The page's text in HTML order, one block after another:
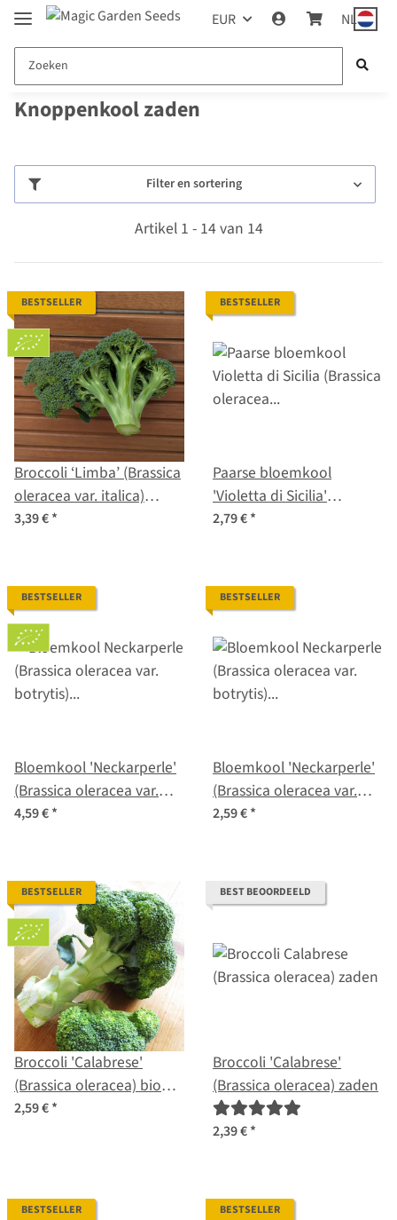
EUR NL
Knoppenkool zaden
Filter en sortering
Artikel 1 - 14 van 14
BESTSELLER
Broccoli ‘Limba’ (Brassica
oleracea var. italica)
biologisch zaad
3,39 €*
BESTSELLER
Paarse bloemkool
'Violetta di Sicilia'
(Brassica oleracea var.
2,79 €*
BESTSELLER
Bloemkool 'Neckarperle'
(Brassica oleracea var.
botrytis) bio zaad
4,59 €*
BESTSELLER
Bloemkool 'Neckarperle'
(Brassica oleracea var.
botrytis) zaden
2,59 €*
BESTSELLER
Broccoli 'Calabrese'
(Brassica oleracea) bio
zaad
2,59 €*
BEST BEOORDEELD
Broccoli 'Calabrese'
(Brassica oleracea) zaden
2,39 €*
BESTSELLER BESTSELLER